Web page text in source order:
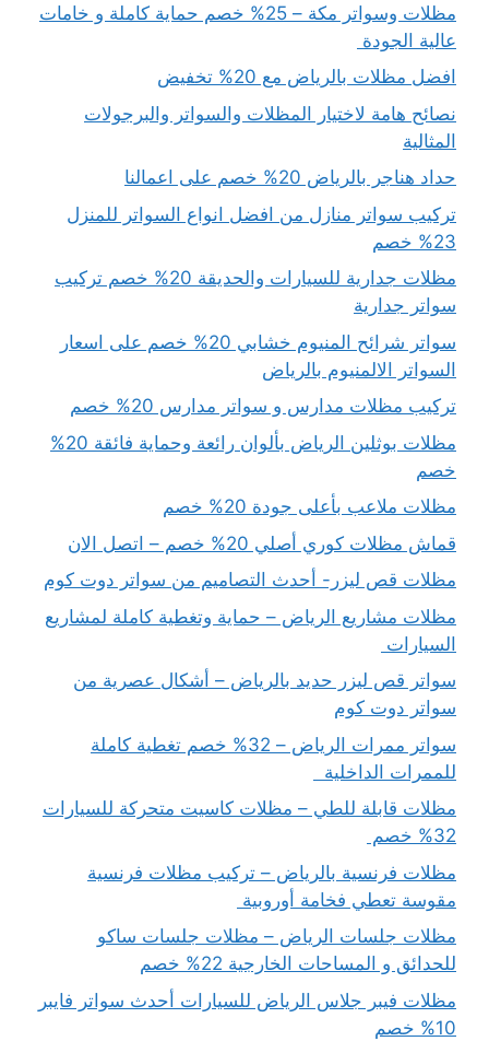
مظلات وسواتر مكة – 25% خصم حماية كاملة و خامات
عالية الجودة
افضل مظلات بالرياض مع 20% تخفيض
نصائح هامة لاختيار المظلات والسواتر والبرجولات
المثالية
حداد هناجر بالرياض 20% خصم على اعمالنا
تركيب سواتر منازل من افضل انواع السواتر للمنزل
23% خصم
مظلات جدارية للسيارات والحديقة 20% خصم تركيب
سواتر جدارية
سواتر شرائح المنيوم خشابي 20% خصم على اسعار
السواتر الالمنيوم بالرياض
تركيب مظلات مدارس و سواتر مدارس 20% خصم
مظلات بوثلين الرياض بألوان رائعة وحماية فائقة 20%
خصم
مظلات ملاعب بأعلى جودة 20% خصم
قماش مظلات كوري أصلي 20% خصم – اتصل الان
مظلات قص ليزر- أحدث التصاميم من سواتر دوت كوم
مظلات مشاريع الرياض – حماية وتغطية كاملة لمشاريع
السيارات
سواتر قص ليزر حديد بالرياض – أشكال عصرية من
سواتر دوت كوم
سواتر ممرات الرياض – 32% خصم تغطية كاملة
للممرات الداخلية
مظلات قابلة للطي – مظلات كاسيت متحركة للسيارات
32% خصم
مظلات فرنسية بالرياض – تركيب مظلات فرنسية
مقوسة تعطي فخامة أوروبية
مظلات جلسات الرياض – مظلات جلسات ساكو
للحدائق و المساحات الخارجية 22% خصم
مظلات فيبر جلاس الرياض للسيارات أحدث سواتر فايبر
10% خصم